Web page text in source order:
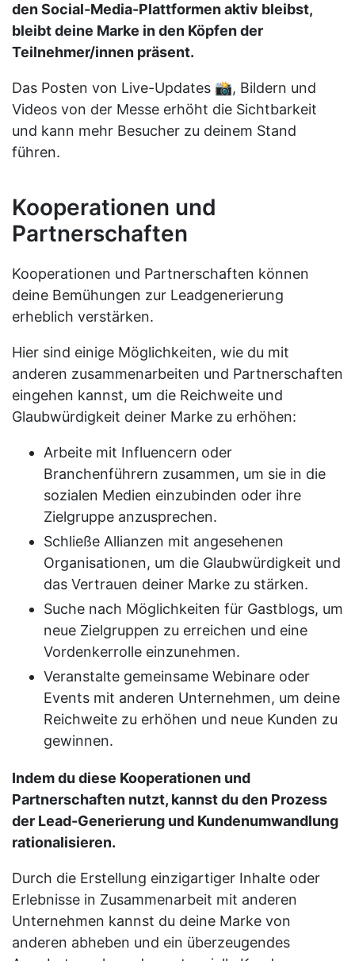
den Social-Media-Plattformen aktiv bleibst,
bleibt deine Marke in den Köpfen der
Teilnehmer/innen präsent.
Das Posten von Live-Updates 📸, Bildern und
Videos von der Messe erhöht die Sichtbarkeit
und kann mehr Besucher zu deinem Stand
führen.
Kooperationen und
Partnerschaften
Kooperationen und Partnerschaften können
deine Bemühungen zur Leadgenerierung
erheblich verstärken.
Hier sind einige Möglichkeiten, wie du mit
anderen zusammenarbeiten und Partnerschaften
eingehen kannst, um die Reichweite und
Glaubwürdigkeit deiner Marke zu erhöhen:
Arbeite mit Influencern oder
Branchenführern zusammen, um sie in die
sozialen Medien einzubinden oder ihre
Zielgruppe anzusprechen.
Schließe Allianzen mit angesehenen
Organisationen, um die Glaubwürdigkeit und
das Vertrauen deiner Marke zu stärken.
Suche nach Möglichkeiten für Gastblogs, um
neue Zielgruppen zu erreichen und eine
Vordenkerrolle einzunehmen.
Veranstalte gemeinsame Webinare oder
Events mit anderen Unternehmen, um deine
Reichweite zu erhöhen und neue Kunden zu
gewinnen.
Indem du diese Kooperationen und
Partnerschaften nutzt, kannst du den Prozess
der Lead-Generierung und Kundenumwandlung
rationalisieren.
Durch die Erstellung einzigartiger Inhalte oder
Erlebnisse in Zusammenarbeit mit anderen
Unternehmen kannst du deine Marke von
anderen abheben und ein überzeugendes